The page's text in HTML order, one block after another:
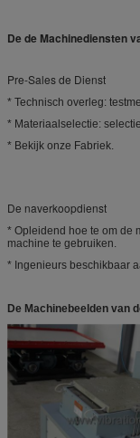
De de Machinediensten
Pre-Sales de Dienst
* Technisch overleg:
* Materiaalselectie:
* Bekijk onze Fabriek.
De naverkoopdienst
* Opleidend hoe te om de
machine te gebruiken.
* Ingenieurs beschikbaar
De Machinebeelden van